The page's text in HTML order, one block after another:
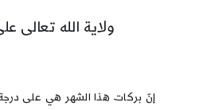
ولاية الله تعالى
إنّ بركات هذا الشهر هي على